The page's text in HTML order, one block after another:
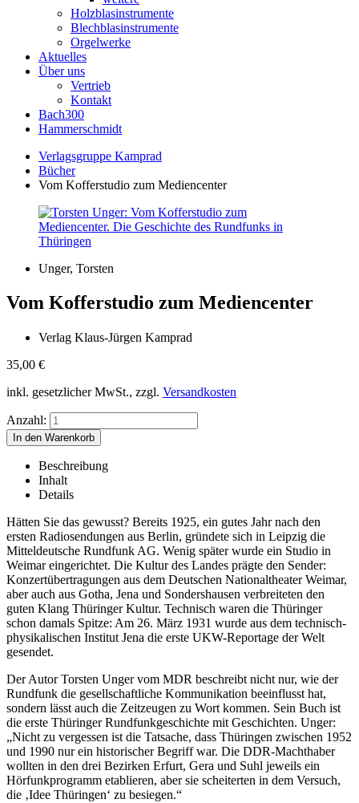
Holzblasinstrumente
Blechblasinstrumente
Orgelwerke
Aktuelles
Über uns
Vertrieb
Kontakt
Bach300
Hammerschmidt
Verlagsgruppe Kamprad
Bücher
Vom Kofferstudio zum Mediencenter
Unger, Torsten
Vom Kofferstudio zum Mediencenter
Verlag Klaus-Jürgen Kamprad
35,00 €
inkl. gesetzlicher MwSt., zzgl. Versandkosten
Anzahl:
Beschreibung
Inhalt
Details
Hätten Sie das gewusst? Bereits 1925, ein gutes Jahr nach den
ersten Radiosendungen aus Berlin, gründete sich in Leipzig die
Mitteldeutsche Rundfunk AG. Wenig später wurde ein Studio in
Weimar eingerichtet. Die Kultur des Landes prägte den Sender:
Konzertübertragungen aus dem Deutschen Nationaltheater Weimar,
aber auch aus Gotha, Jena und Sondershausen verbreiteten den
guten Klang Thüringer Kultur. Technisch waren die Thüringer
schon damals Spitze: Am 26. März 1931 wurde aus dem technisch-
physikalischen Institut Jena die erste UKW-Reportage der Welt
gesendet.
Der Autor Torsten Unger vom MDR beschreibt nicht nur, wie der
Rundfunk die gesellschaftliche Kommunikation beeinflusst hat,
sondern lässt auch die Zeitzeugen zu Wort kommen. Sein Buch ist
die erste Thüringer Rundfunkgeschichte mit Geschichten. Unger:
„Nicht zu vergessen ist die Tatsache, dass Thüringen zwischen 1952
und 1990 nur ein historischer Begriff war. Die DDR-Machthaber
wollten in den drei Bezirken Erfurt, Gera und Suhl jeweils ein
Hörfunkprogramm etablieren, aber sie scheiterten in dem Versuch,
die ‚Idee Thüringen‘ zu besiegen.“